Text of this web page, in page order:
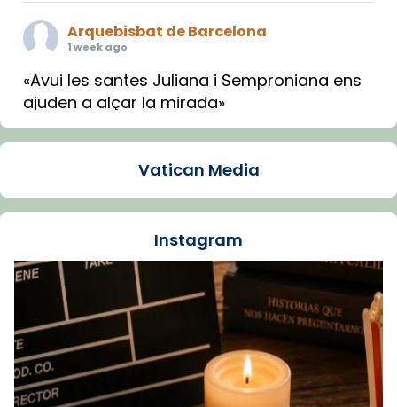
Arquebisbat de Barcelona
1 week ago
«Avui les santes Juliana i Semproniana ens
ajuden a alçar la mirada»
Mons. Sergi Gordo, bisbe de Tortosa, ha
Santes de Mataró.
🔗tinyurl.com/cvu5jmbk
Foto
View on Facebook Share
Arquebisbat de Barcelonais at Catedral
de Barcelona.
1 week ago
Vatican Media
Instagram